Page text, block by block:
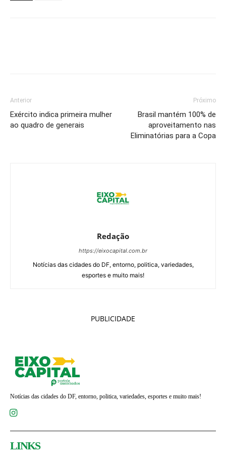
Anterior
Exército indica primeira mulher
ao quadro de generais
Próximo
Brasil mantém 100% de
aproveitamento nas
Eliminatórias para a Copa
Redação
https://eixocapital.com.br
Notícias das cidades do DF, entorno, politica, variedades,
esportes e muito mais!
PUBLICIDADE
Notícias das cidades do DF, entorno, politica, variedades, esportes e muito mais!
LINKS